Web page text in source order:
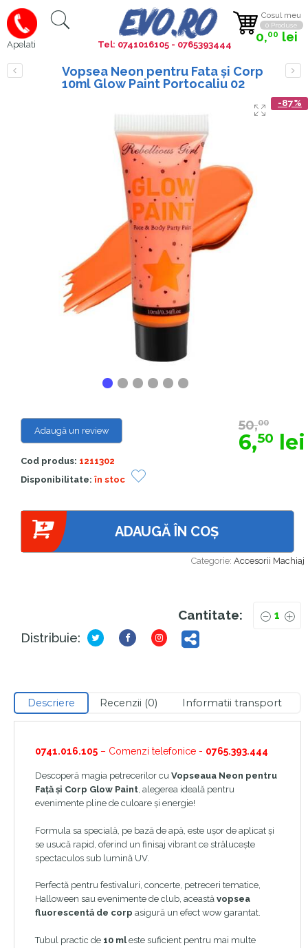
Apelati
Cosul meu
0 Produse
0,00 lei
Tel: 0741016105 - 0765393444
Vopsea Neon pentru Fata și Corp
10ml Glow Paint Portocaliu 02
-87%
Categorie: Accesorii Machiaj
Adaugă un review
Cod produs: 1211302
Disponibilitate: în stoc
50,00
6,50 lei
ADAUGĂ ÎN COȘ
Cantitate:
Distribuie:
Descriere Recenzii (0) Informatii transport
0741.016.105 – Comenzi telefonice - 0765.393.444
Descoperă magia petrecerilor cu Vopseaua Neon pentru
Față și Corp Glow Paint , alegerea ideală pentru
evenimente pline de culoare și energie!
Formula sa specială, pe bază de apă, este ușor de aplicat și
se usucă rapid, oferind un finisaj vibrant ce strălucește
spectaculos sub lumină UV.
Perfectă pentru festivaluri, concerte, petreceri tematice,
Halloween sau evenimente de club, această vopsea
fluorescentă de corp asigură un efect wow garantat.
Tubul practic de 10 mleste suficient pentru mai multe